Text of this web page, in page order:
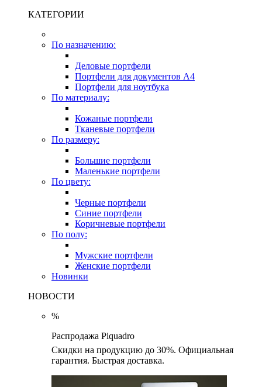
КАТЕГОРИИ
По назначению:
Деловые портфели
Портфели для документов A4
Портфели для ноутбука
По материалу:
Кожаные портфели
Тканевые портфели
По размеру:
Большие портфели
Маленькие портфели
По цвету:
Черные портфели
Синие портфели
Коричневые портфели
По полу:
Мужские портфели
Женские портфели
Новинки
НОВОСТИ
%
Распродажа Piquadro
Скидки на продукцию до 30%. Официальная
гарантия. Быстрая доставка.